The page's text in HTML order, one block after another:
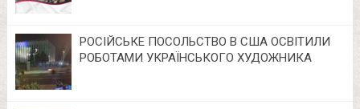
РОСІЙСЬКЕ ПОСОЛЬСТВО В США ОСВІТИЛИ
РОБОТАМИ УКРАЇНСЬКОГО ХУДОЖНИКА